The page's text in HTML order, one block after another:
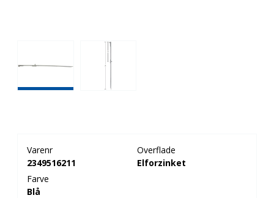
Varenr
2349516211
Overflade
Elforzinket
Farve
Blå